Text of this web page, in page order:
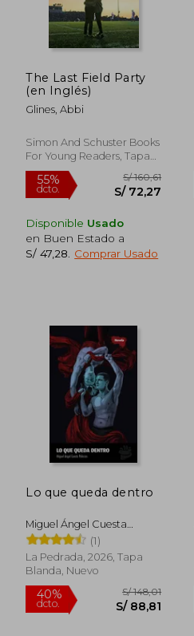
S/ 170,07
The Last Field Party
(en Inglés)
Glines, Abbi
Simon And Schuster Books
For Young Readers, Tapa
Dura, Nuevo
Disponible Usado
en Buen Estado a
S/ 47,28
Comprar Usado
Lo que queda dentro
Miguel Ángel Cuesta
Palacios
(1)
La Pedrada, 2026, Tapa
Blanda, Nuevo